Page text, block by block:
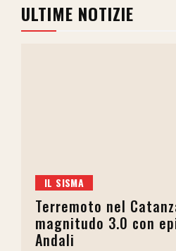
ULTIME NOTIZIE
IL SISMA
Terremoto nel
magnitudo 3.0 con
Andali